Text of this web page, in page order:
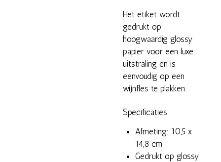
Het etiket wordt
gedrukt op
hoogwaardig glossy
papier voor een luxe
uitstraling en is
eenvoudig op een
wijnfles te plakken.
Specificaties
Afmeting: 10,5 x
14,8 cm
Gedrukt op glossy